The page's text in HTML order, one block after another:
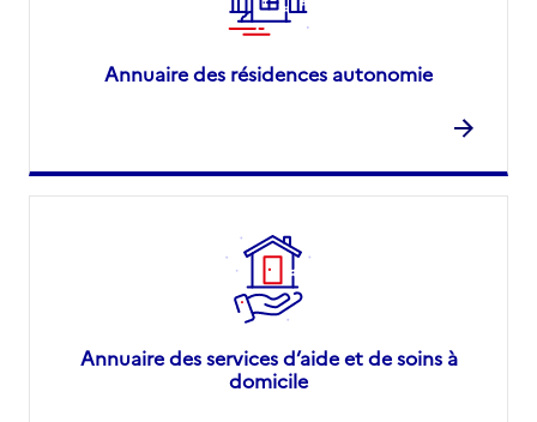
Annuaire des résidences autonomie
Annuaire des services d’aide et de soins à
domicile